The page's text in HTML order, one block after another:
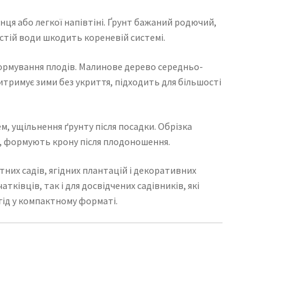
або легкої напівтіні. Ґрунт бажаний родючий,
води шкодить кореневій системі.
плодів. Малинове дерево середньо-
зими без укриття, підходить для більшості
ущільнення ґрунту після посадки. Обрізка
формують крону після плодоношення.
садів, ягідних плантацій і декоративних
так і для досвідчених садівників, які
у компактному форматі.